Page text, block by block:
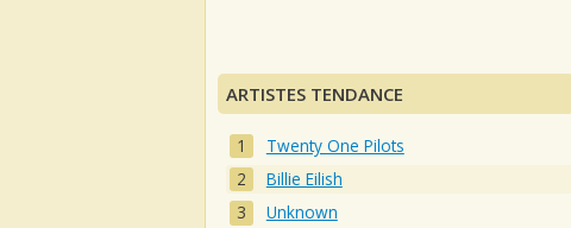
ARTISTES TENDANCE
Twenty One Pilots
Billie Eilish
Unknown